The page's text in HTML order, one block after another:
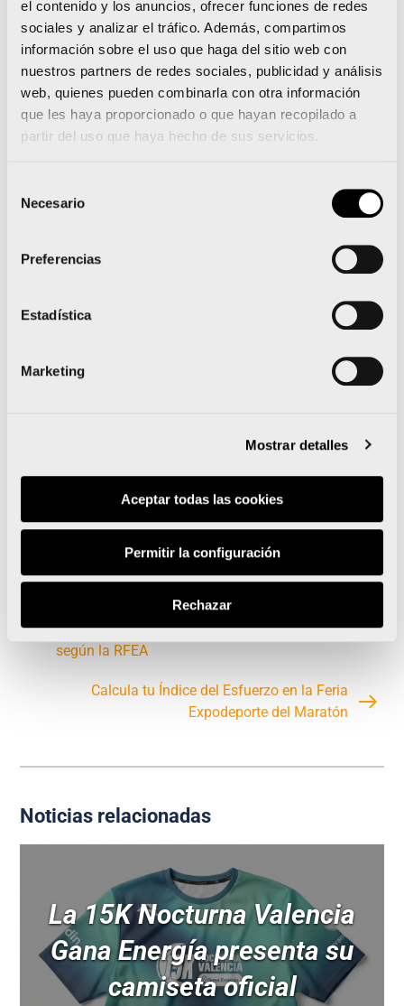
el contenido y los anuncios, ofrecer funciones de redes
sociales y analizar el tráfico. Además, compartimos
información sobre el uso que haga del sitio web con
nuestros partners de redes sociales, publicidad y análisis
web, quienes pueden combinarla con otra información
que les haya proporcionado o que hayan recopilado a
partir del uso que haya hecho de sus servicios.
Necesario
Preferencias
Estadística
Marketing
Mostrar detalles
Aceptar todas las cookies
Permitir la configuración
Rechazar
de encuentro para miles de corredores populares
que encuentran en esa zona de la ciudad una ruta
ideal para practicar su afición. Además, esta
iniciativa también tratará de fomentar que los que
no corran se atrevan a hacerlo.
sigue impulsando un proyecto, Valencia Ciudad del
se presentara el pasado mes de enero. En los
diferentes agentes sociales, tales como el sector
organizadores de carreras de la ciudad, con la
Valencia Ciudad del Running cuenta con tres
carreras en el podium de las mejores de España
según la RFEA
Calcula tu Índice del Esfuerzo en la Feria
Expodeporte del Maratón
Noticias relacionadas
La 15K Nocturna Valencia
Gana Energía presenta su
camiseta oficial